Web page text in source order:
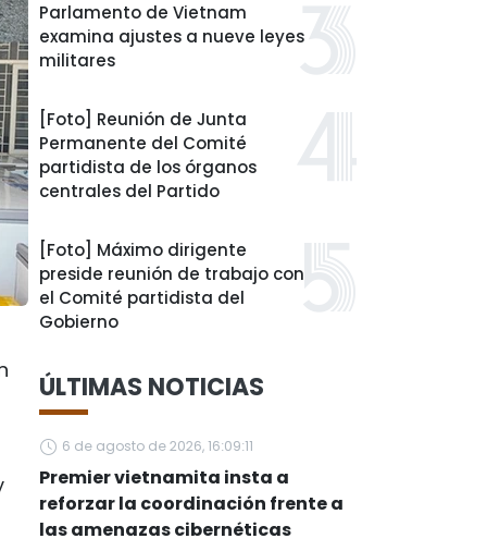
Parlamento de Vietnam
examina ajustes a nueve leyes
militares
[Foto] Reunión de Junta
Permanente del Comité
partidista de los órganos
centrales del Partido
[Foto] Máximo dirigente
preside reunión de trabajo con
el Comité partidista del
Gobierno
ÚLTIMAS NOTICIAS
6 de agosto de 2026, 16:09:11
Premier vietnamita insta a
reforzar la coordinación frente a
las amenazas cibernéticas